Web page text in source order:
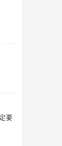
要